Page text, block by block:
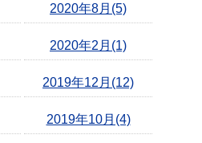
2020年8月(5)
2020年2月(1)
2019年12月(12)
2019年10月(4)